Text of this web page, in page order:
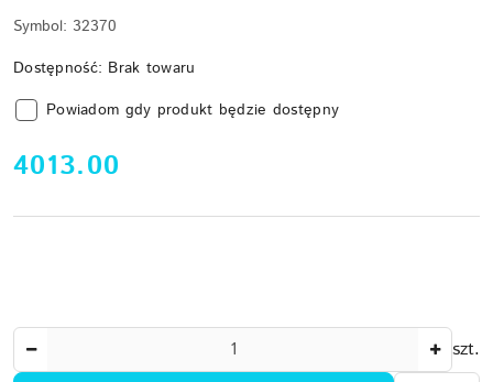
Symbol: 32370
Dostępność: Brak towaru
Powiadom gdy produkt będzie dostępny
cena:
4013.00
szt.